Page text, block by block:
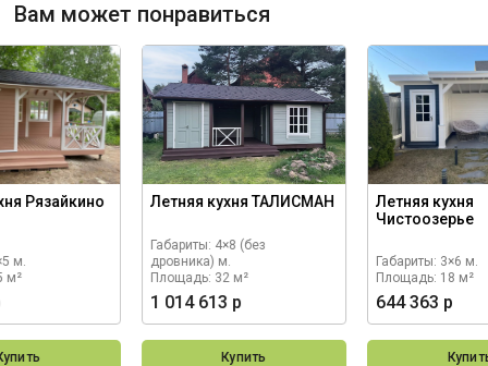
Вам может понравиться
Рязайкино
м.
м²
Летняя кухня ТАЛИСМАН
Габариты: 4×8 (без
дровника) м.
Площадь: 32 м²
1 014 613 р
Купить
Летняя кухня
Чистоозерье
Габариты: 3×6 м.
Площадь: 18 м²
644 363 р